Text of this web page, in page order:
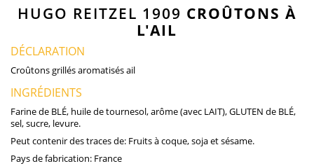
HUGO REITZEL 1909 CROÛTONS À
L'AIL
DÉCLARATION
Croûtons grillés aromatisés ail
INGRÉDIENTS
Farine de BLÉ, huile de tournesol, arôme (avec LAIT), GLUTEN de BLÉ,
sel, sucre, levure.
Peut contenir des traces de: Fruits à coque, soja et sésame.
Pays de fabrication: France